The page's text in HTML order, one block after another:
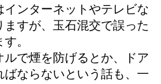
インターネットやテレビな
ますが、玉石混交で誤った
。
ルで煙を防げるとか、ドア
ばならないという話も、一